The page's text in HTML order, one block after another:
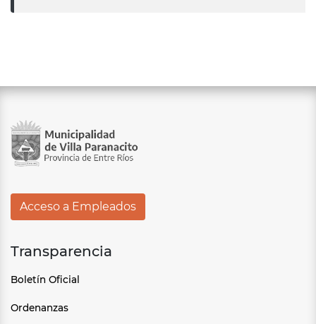
Acceso a Empleados
Transparencia
Boletín Oficial
Ordenanzas